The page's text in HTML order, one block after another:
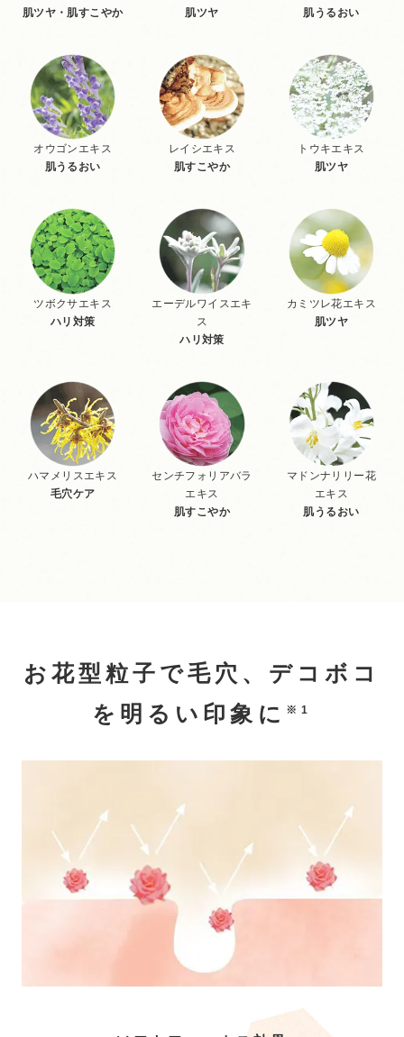
肌ツヤ・肌すこやか
肌ツヤ
肌うるおい
オウゴンエキス
肌うるおい
レイシエキス
肌すこやか
トウキエキス
肌ツヤ
ツボクサエキス
ハリ対策
エーデルワイスエキ
ス
ハリ対策
カミツレ花エキス
肌ツヤ
ハマメリスエキス
毛穴ケア
センチフォリアバラ
エキス
肌すこやか
マドンナリリー花
エキス
肌うるおい
お花型粒子で毛穴、デコボコ
を明るい印象に ※1